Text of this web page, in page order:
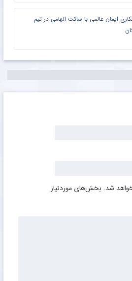
ایمان عالمی با ساکت الهامی در تیم
شد. بخش‌های موردنیاز